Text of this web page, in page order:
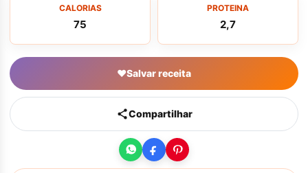
CALORIAS
75
PROTEINA
2,7
♥Salvar receita
Compartilhar